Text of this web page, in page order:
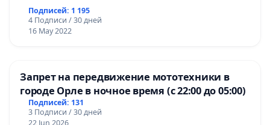
Подписей: 1 195
4 Подписи / 30 дней
16 May 2022
Запрет на передвижение мототехники в
городе Орле в ночное время (с 22:00 до 05:00)
Подписей: 131
3 Подписи / 30 дней